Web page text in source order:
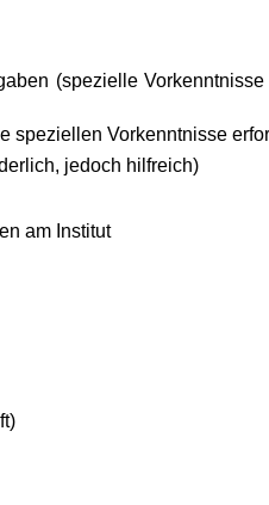
(spezielle
speziellen Vorkenntnisse
jedoch hilfreich)
am Institut